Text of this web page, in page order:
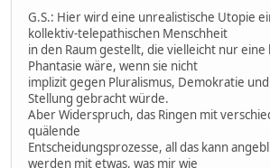
G.S.: Hier wird eine unrealistische Utopie
kollektiv-telepathischen Menschheit
in den Raum gestellt, die vielleicht nur eine
Phantasie wäre, wenn sie nicht
implizit gegen Pluralismus, Demokratie
Stellung gebracht würde.
Aber Widerspruch, das Ringen mit
quälende
Entscheidungsprozesse, all das kann
werden mit etwas, was mir wie